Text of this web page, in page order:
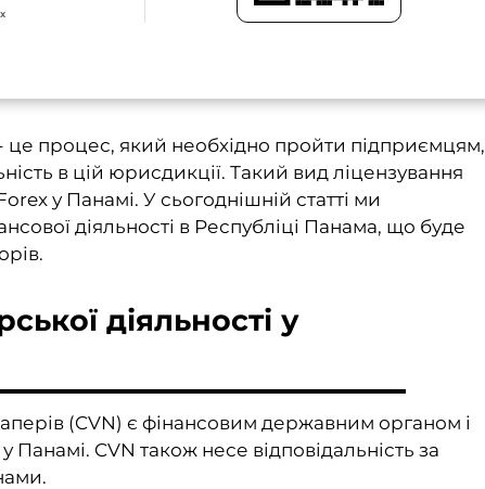
це процес, який необхідно пройти підприємцям,
в цій юрисдикції. Такий вид ліцензування
у Панамі. У сьогоднішній статті ми
діяльності в Республіці Панама, що буде
діяльності у
(CVN) є фінансовим державним органом і
Панамі. CVN також несе відповідальність за